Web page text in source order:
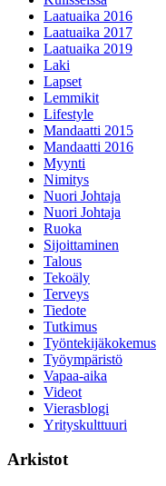
Laatuaika 2016
Laatuaika 2017
Laatuaika 2019
Laki
Lapset
Lemmikit
Lifestyle
Mandaatti 2015
Mandaatti 2016
Myynti
Nimitys
Nuori Johtaja
Nuori Johtaja
Ruoka
Sijoittaminen
Talous
Tekoäly
Terveys
Tiedote
Tutkimus
Työntekijäkokemus
Työympäristö
Vapaa-aika
Videot
Vierasblogi
Yrityskulttuuri
Arkistot